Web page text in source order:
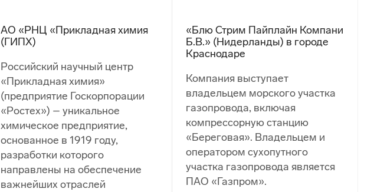
АО «РНЦ «Прикладная химия
(ГИПХ)
Российский научный центр
«Прикладная химия»
(предприятие Госкорпорации
«Ростех») – уникальное
химическое предприятие,
основанное в 1919 году,
разработки которого
направлены на обеспечение
важнейших отраслей
«Блю Стрим Пайплайн Компани
Б.В.» (Нидерланды) в городе
Краснодаре
Компания выступает
владельцем морского участка
газопровода, включая
компрессорную станцию
«Береговая». Владельцем и
оператором сухопутного
участка газопровода является
ПАО «Газпром».